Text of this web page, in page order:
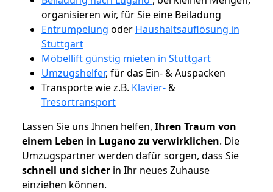
organisieren wir, für Sie eine Beiladung
Entrümpelung oder Haushaltsauflösung in
Stuttgart
Möbellift günstig mieten in Stuttgart
Umzugshelfer, für das Ein- & Auspacken
Transporte wie z.B. Klavier-&
Tresortransport
Lassen Sie uns Ihnen helfen, Ihren Traum von
einem Leben in Lugano zu verwirklichen. Die
Umzugspartner werden dafür sorgen, dass Sie
schnell und sicher in Ihr neues Zuhause
einziehen können.